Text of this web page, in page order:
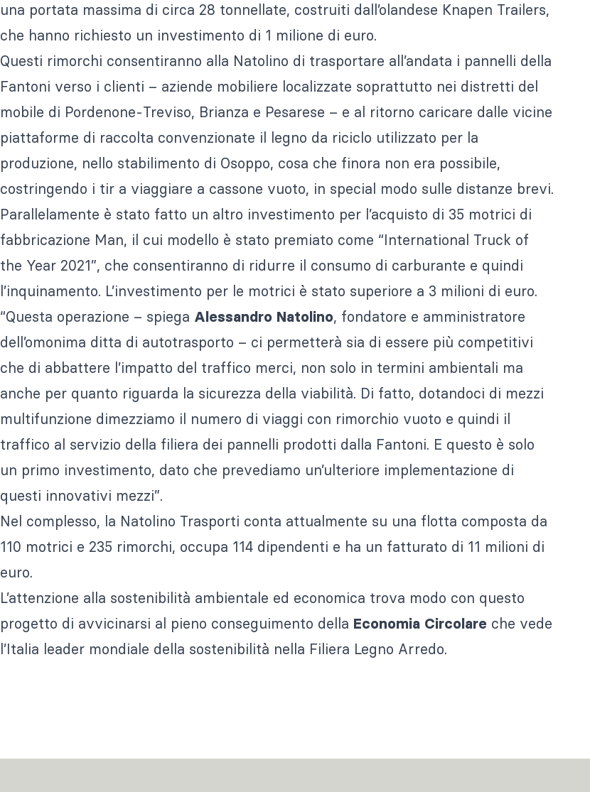
una portata massima di circa 28 tonnellate, costruiti dall’olandese Knapen Trailers,
che hanno richiesto un investimento di 1 milione di euro.
Questi rimorchi consentiranno alla Natolino di trasportare all’andata i pannelli della
Fantoni verso i clienti – aziende mobiliere localizzate soprattutto nei distretti del
mobile di Pordenone-Treviso, Brianza e Pesarese – e al ritorno caricare dalle vicine
piattaforme di raccolta convenzionate il legno da riciclo utilizzato per la
produzione, nello stabilimento di Osoppo, cosa che finora non era possibile,
costringendo i tir a viaggiare a cassone vuoto, in special modo sulle distanze brevi.
Parallelamente è stato fatto un altro investimento per l’acquisto di 35 motrici di
fabbricazione Man, il cui modello è stato premiato come “International Truck of
the Year 2021”, che consentiranno di ridurre il consumo di carburante e quindi
l’inquinamento. L’investimento per le motrici è stato superiore a 3 milioni di euro.
“Questa operazione – spiega Alessandro Natolino, fondatore e amministratore
dell’omonima ditta di autotrasporto – ci permetterà sia di essere più competitivi
che di abbattere l’impatto del traffico merci, non solo in termini ambientali ma
anche per quanto riguarda la sicurezza della viabilità. Di fatto, dotandoci di mezzi
multifunzione dimezziamo il numero di viaggi con rimorchio vuoto e quindi il
traffico al servizio della filiera dei pannelli prodotti dalla Fantoni. E questo è solo
un primo investimento, dato che prevediamo un’ulteriore implementazione di
questi innovativi mezzi”.
Nel complesso, la Natolino Trasporti conta attualmente su una flotta composta da
110 motrici e 235 rimorchi, occupa 114 dipendenti e ha un fatturato di 11 milioni di
euro.
L’attenzione alla sostenibilità ambientale ed economica trova modo con questo
progetto di avvicinarsi al pieno conseguimento della Economia Circolare che vede
l’Italia leader mondiale della sostenibilità nella Filiera Legno Arredo.